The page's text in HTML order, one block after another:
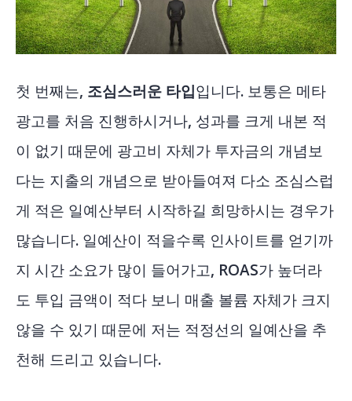
첫 번째는, 조심스러운 타입입니다. 보통은 메타
광고를 처음 진행하시거나, 성과를 크게 내본 적
이 없기 때문에 광고비 자체가 투자금의 개념보
다는 지출의 개념으로 받아들여져 다소 조심스럽
게 적은 일예산부터 시작하길 희망하시는 경우가
많습니다. 일예산이 적을수록 인사이트를 얻기까
지 시간 소요가 많이 들어가고, ROAS가 높더라
도 투입 금액이 적다 보니 매출 볼륨 자체가 크지
않을 수 있기 때문에 저는 적정선의 일예산을 추
천해 드리고 있습니다.